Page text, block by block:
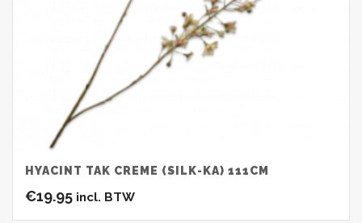
HYACINT TAK CREME (SILK-KA) 111CM
€19.95 incl. BTW